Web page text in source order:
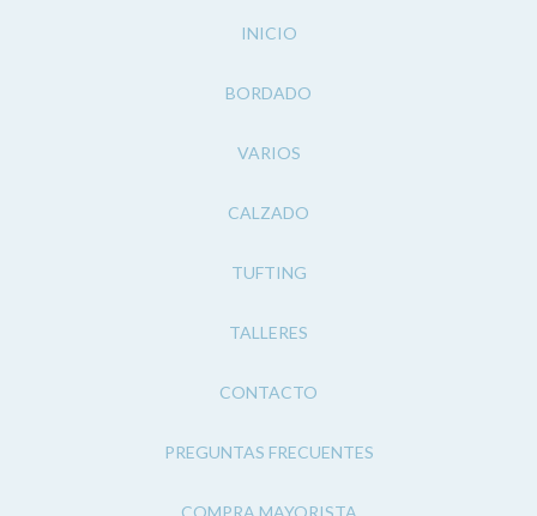
INICIO
BORDADO
VARIOS
CALZADO
TUFTING
TALLERES
CONTACTO
PREGUNTAS FRECUENTES
COMPRA MAYORISTA